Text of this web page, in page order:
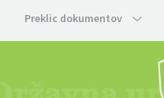
Preklic dokumentov